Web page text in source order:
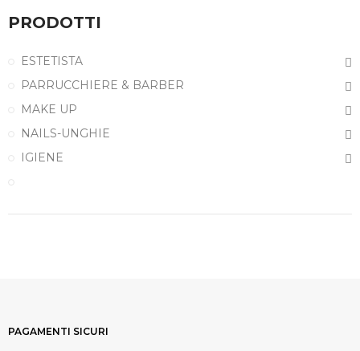
PRODOTTI
ESTETISTA
PARRUCCHIERE & BARBER
MAKE UP
NAILS-UNGHIE
IGIENE
PAGAMENTI SICURI